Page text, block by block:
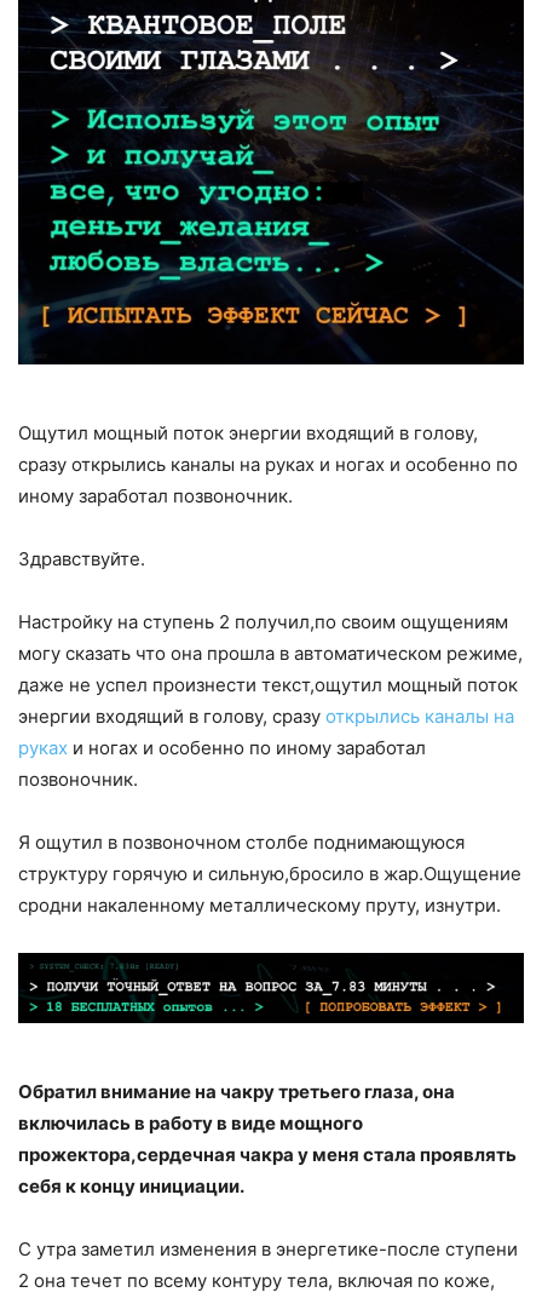
Ощутил мощный поток энергии входящий в голову,
сразу открылись каналы на руках и ногах и особенно по
иному заработал позвоночник.
Здравствуйте.
Настройку на ступень 2 получил,по своим ощущениям
могу сказать что она прошла в автоматическом режиме,
даже не успел произнести текст,ощутил мощный поток
энергии входящий в голову, сразу открылись каналы на
руках и ногах и особенно по иному заработал
позвоночник.
Я ощутил в позвоночном столбе поднимающуюся
структуру горячую и сильную,бросило в жар.Ощущение
сродни накаленному металлическому пруту, изнутри.
Обратил внимание на чакру третьего глаза, она
включилась в работу в виде мощного
прожектора,сердечная чакра у меня стала проявлять
себя к концу инициации.
С утра заметил изменения в энергетике-после ступени
2 она течет по всему контуру тела, включая по коже,